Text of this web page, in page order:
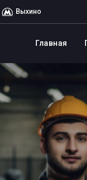
Выхино
Главная